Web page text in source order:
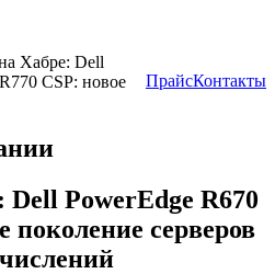
Хабре: Dell
CSP: новое
ПрайсКонтакты
PowerEdge R670
поколение серверов